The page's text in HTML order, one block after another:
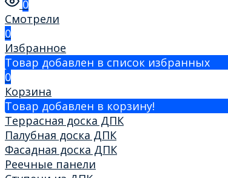
0
Смотрели
0
Избранное
Товар добавлен в список избранных
0
Корзина
Товар добавлен в корзину!
Террасная доска ДПК
Палубная доска ДПК
Фасадная доска ДПК
Реечные панели